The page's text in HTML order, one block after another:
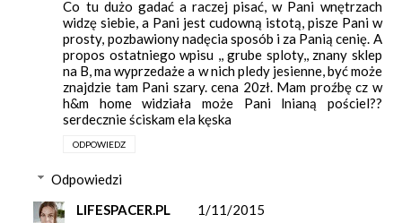
Co tu dużo gadać a raczej pisać, w Pani wnętrzach
widzę siebie, a Pani jest cudowną istotą, pisze Pani w
prosty, pozbawiony nadęcia sposób i za Panią cenię. A
propos ostatniego wpisu ,, grube sploty,, znany sklep
na B, ma wyprzedaże a w nich pledy jesienne, być może
znajdzie tam Pani szary. cena 20zł. Mam proźbę cz w
h&m home widziała może Pani lnianą pościel??
serdecznie ściskam ela kęska
ODPOWIEDZ
Odpowiedzi
LIFESPACER.PL
1/11/2015